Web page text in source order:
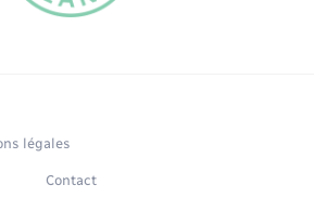
légales
Contact